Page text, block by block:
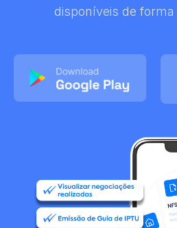
disponíveis de